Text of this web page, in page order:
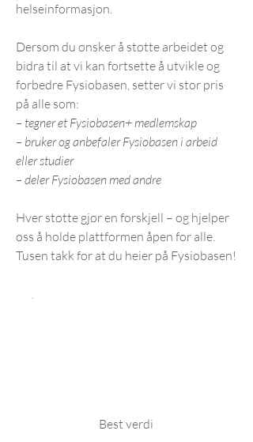
helseinformasjon.
Dersom du ønsker å støtte arbeidet og
bidra til at vi kan fortsette å utvikle og
forbedre Fysiobasen, setter vi stor pris
på alle som:
– tegner et Fysiobasen+ medlemskap
– bruker og anbefaler Fysiobasen i arbeid
eller studier
– deler Fysiobasen med andre
Hver støtte gjør en forskjell – og hjelper
oss å holde plattformen åpen for alle.
Tusen takk for at du heier på Fysiobasen!
Best verdi